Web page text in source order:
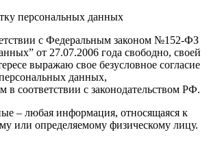
персональных данных
с Федеральным законом №152-ФЗ
от 27.07.2006 года свободно, своей
выражаю свое безусловное согласие
данных,
в соответствии с законодательством РФ.
– любая информация, относящаяся к
или определяемому физическому лицу.